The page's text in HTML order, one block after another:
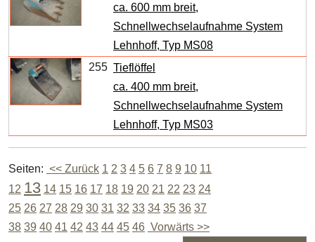
ca. 600 mm breit,
Schnellwechselaufnahme System
Lehnhoff, Typ MS08
255 Tieflöffel
ca. 400 mm breit,
Schnellwechselaufnahme System
Lehnhoff, Typ MS03
Seiten: << Zurück 1 2 3 4 5 6 7 8 9 10 11
12 13 14 15 16 17 18 19 20 21 22 23 24
25 26 27 28 29 30 31 32 33 34 35 36 37
38 39 40 41 42 43 44 45 46 Vorwärts >>